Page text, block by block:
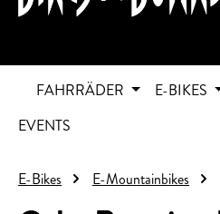
FAHRRÄDER E-BIKES
EVENTS
E-Bikes E-Mountainbikes